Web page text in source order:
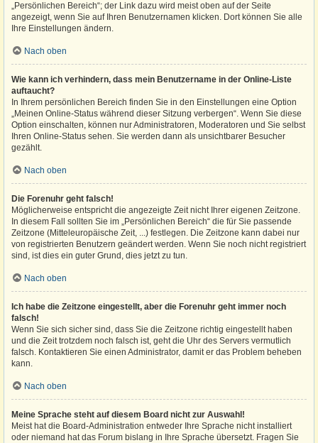
„Persönlichen Bereich“; der Link dazu wird meist oben auf der Seite
angezeigt, wenn Sie auf Ihren Benutzernamen klicken. Dort können Sie alle
Ihre Einstellungen ändern.
Nach oben
Wie kann ich verhindern, dass mein Benutzername in der Online-Liste
auftaucht?
In Ihrem persönlichen Bereich finden Sie in den Einstellungen eine Option
„Meinen Online-Status während dieser Sitzung verbergen“. Wenn Sie diese
Option einschalten, können nur Administratoren, Moderatoren und Sie selbst
Ihren Online-Status sehen. Sie werden dann als unsichtbarer Besucher
gezählt.
Nach oben
Die Forenuhr geht falsch!
Möglicherweise entspricht die angezeigte Zeit nicht Ihrer eigenen Zeitzone.
In diesem Fall sollten Sie im „Persönlichen Bereich“ die für Sie passende
Zeitzone (Mitteleuropäische Zeit, ...) festlegen. Die Zeitzone kann dabei nur
von registrierten Benutzern geändert werden. Wenn Sie noch nicht registriert
sind, ist dies ein guter Grund, dies jetzt zu tun.
Nach oben
Ich habe die Zeitzone eingestellt, aber die Forenuhr geht immer noch
falsch!
Wenn Sie sich sicher sind, dass Sie die Zeitzone richtig eingestellt haben
und die Zeit trotzdem noch falsch ist, geht die Uhr des Servers vermutlich
falsch. Kontaktieren Sie einen Administrator, damit er das Problem beheben
kann.
Nach oben
Meine Sprache steht auf diesem Board nicht zur Auswahl!
Meist hat die Board-Administration entweder Ihre Sprache nicht installiert
oder niemand hat das Forum bislang in Ihre Sprache übersetzt. Fragen Sie